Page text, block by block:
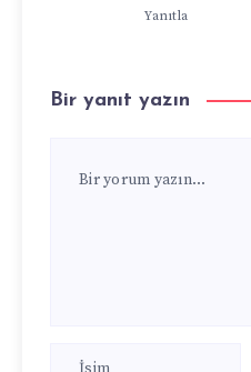
Yanıtla
Bir yanıt yazın